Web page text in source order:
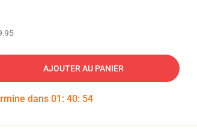
AJOUTER AU PANIER
dans 01 : 40: 54